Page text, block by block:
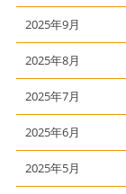
2025年9月
2025年8月
2025年7月
2025年6月
2025年5月